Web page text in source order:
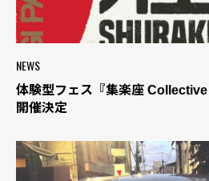
NEWS
体験型フェス『集楽座
開催決定